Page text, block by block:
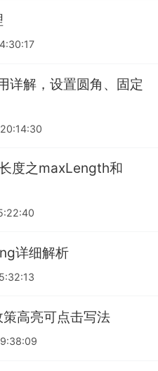
解，设置圆角、固定
度之maxLength和
详细解析
高亮可点击写法